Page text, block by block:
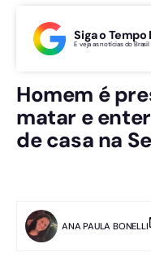
Siga o Tempo
E veja as notícias do
Homem é
matar e
de casa na
ANA PAULA BONELLI